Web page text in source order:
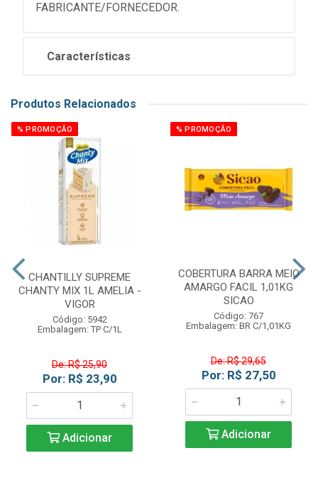
FABRICANTE/FORNECEDOR.
Características
Produtos Relacionados
% PROMOÇÃO
CHANTILLY SUPREME
CHANTY MIX 1L AMELIA -
VIGOR
Código: 5942
Embalagem: TP C/1L
De: R$ 25,90
Por: R$ 23,90
Adicionar
% PROMOÇÃO
COBERTURA BARRA MEIO
AMARGO FACIL 1,01KG
SICAO
Código: 767
Embalagem: BR C/1,01KG
De: R$ 29,65
Por: R$ 27,50
Adicionar